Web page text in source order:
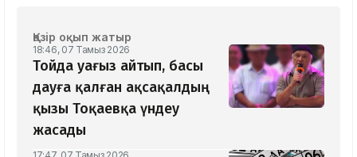
Қазір оқып жатыр
18:46, 07 Тамыз 2026
Тойда уағыз айтып, басы
дауға қалған ақсақалдың
қызы Тоқаевқа үндеу
жасады